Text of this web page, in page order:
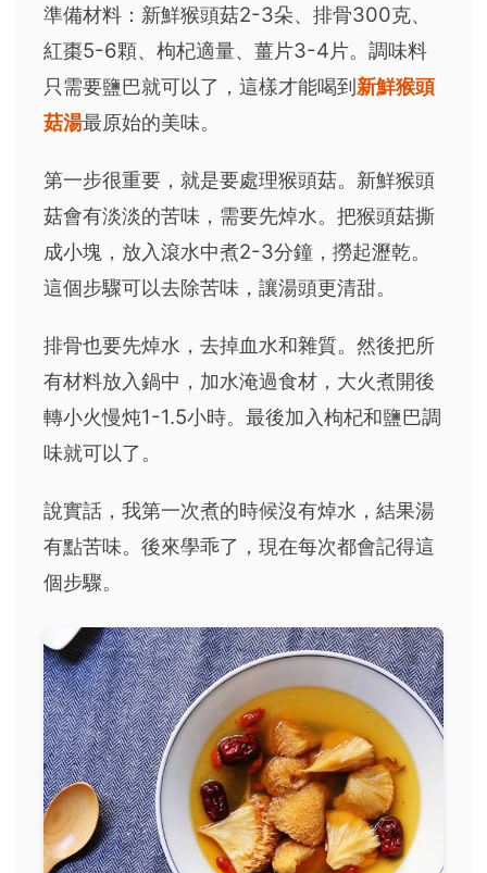
準備材料：新鮮猴頭菇2-3朵、排骨300克、
紅棗5-6顆、枸杞適量、薑片3-4片。調味料
只需要鹽巴就可以了，這樣才能喝到新鮮猴頭
菇湯最原始的美味。
第一步很重要，就是要處理猴頭菇。新鮮猴頭
菇會有淡淡的苦味，需要先焯水。把猴頭菇撕
成小塊，放入滾水中煮2-3分鐘，撈起瀝乾。
這個步驟可以去除苦味，讓湯頭更清甜。
排骨也要先焯水，去掉血水和雜質。然後把所
有材料放入鍋中，加水淹過食材，大火煮開後
轉小火慢炖1-1.5小時。最後加入枸杞和鹽巴調
味就可以了。
說實話，我第一次煮的時候沒有焯水，結果湯
有點苦味。後來學乖了，現在每次都會記得這
個步驟。